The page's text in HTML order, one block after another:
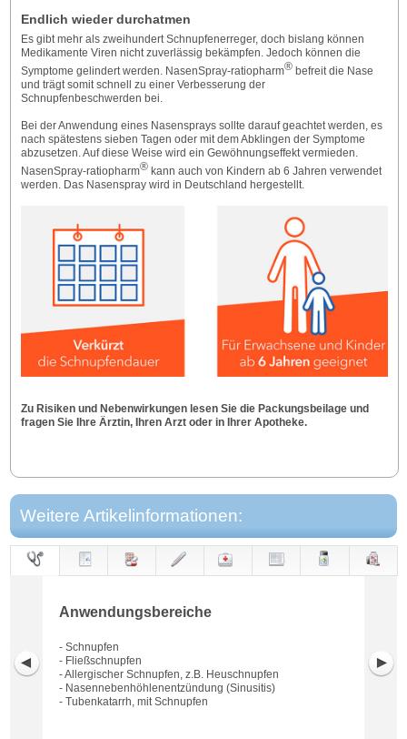
Endlich wieder durchatmen
Es gibt mehr als zweihundert Schnupfenerreger, doch bislang können
Medikamente Viren nicht zuverlässig bekämpfen. Jedoch können die
Symptome gelindert werden. NasenSpray-ratiopharm®befreit die Nase
und trägt somit schnell zu einer Verbesserung der
Schnupfenbeschwerden bei.
Bei der Anwendung eines Nasensprays sollte darauf geachtet werden, es
nach spätestens sieben Tagen oder mit dem Abklingen der Symptome
abzusetzen. Auf diese Weise wird ein Gewöhnungseffekt vermieden.
NasenSpray-ratiopharm®kann auch von Kindern ab 6 Jahren verwendet
werden. Das Nasenspray wird in Deutschland hergestellt.
Zu Risiken und Nebenwirkungen lesen Sie die Packungsbeilage und
fragen Sie Ihre Ärztin, Ihren Arzt oder in Ihrer Apotheke.
Weitere Artikelinformationen:
Anwendungsbereiche
- Schnupfen
- Fließschnupfen
- Allergischer Schnupfen, z.B. Heuschnupfen
- Nasennebenhöhlenentzündung (Sinusitis)
- Tubenkatarrh, mit Schnupfen